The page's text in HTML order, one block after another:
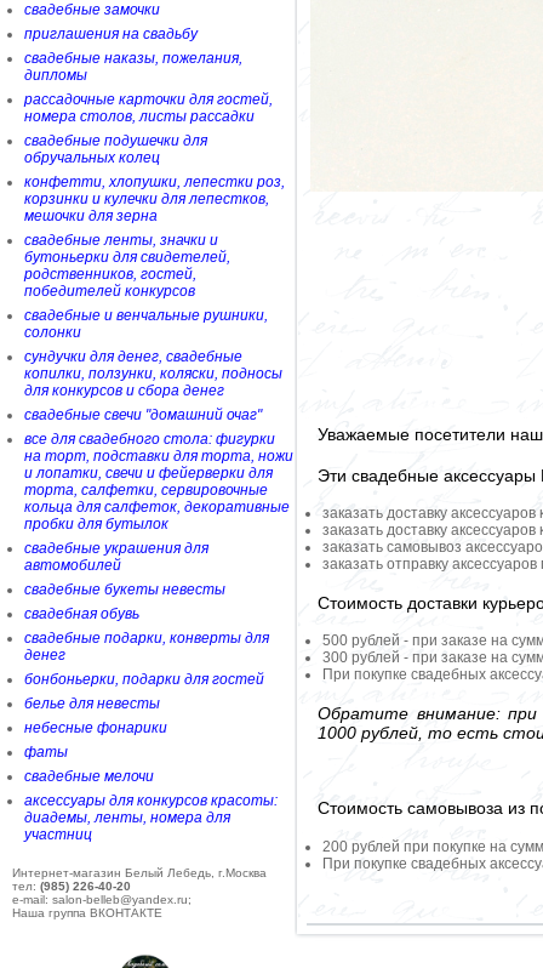
свадебные замочки
приглашения на свадьбу
свадебные наказы, пожелания,
дипломы
рассадочные карточки для гостей,
номера столов, листы рассадки
свадебные подушечки для
обручальных колец
конфетти, хлопушки, лепестки роз,
корзинки и кулечки для лепестков,
мешочки для зерна
свадебные ленты, значки и
бутоньерки для свидетелей,
родственников, гостей,
победителей конкурсов
свадебные и венчальные рушники,
солонки
сундучки для денег, свадебные
копилки, ползунки, коляски, подносы
для конкурсов и сбора денег
свадебные свечи "домашний очаг"
все для свадебного стола: фигурки
на торт, подставки для торта, ножи
и лопатки, свечи и фейерверки для
торта, салфетки, сервировочные
кольца для салфеток, декоративные
пробки для бутылок
свадебные украшения для
автомобилей
свадебные букеты невесты
свадебная обувь
свадебные подарки, конверты для
денег
бонбоньерки, подарки для гостей
белье для невесты
небесные фонарики
фаты
свадебные мелочи
аксессуары для конкурсов красоты:
диадемы, ленты, номера для
участниц
Интернет-магазин Белый Лебедь, г.Москва
тел: (985) 226-40-20
e-mail: salon-belleb@yandex.ru;
Наша группа ВКОНТАКТЕ
Уважаемые посетители
Эти свадебные
заказать доставку
заказать доставку
заказать самовывоз
заказать отправку
Стоимость доставки
500 рублей - при заказе на
300 рублей - при заказе на
При покупке свадебных
Обратите внимание: при
1000 рублей, то есть
Стоимость самовывоза из
200 рублей при покупке на
При покупке свадебных